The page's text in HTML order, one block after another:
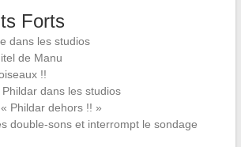
Forts
dans les studios
de Manu
!!
dans les studios
Phildar dehors !! »
double-sons et interrompt le sondage